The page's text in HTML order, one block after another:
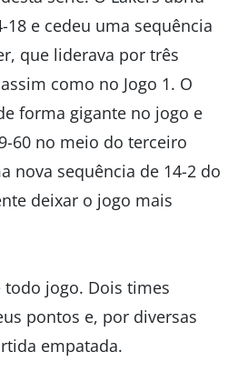
18 e cedeu uma sequência
que liderava por três
como no Jogo 1. O
forma gigante no jogo e
60 no meio do terceiro
nova sequência de 14-2 do
deixar o jogo mais
todo jogo. Dois times
pontos e, por diversas
empatada.